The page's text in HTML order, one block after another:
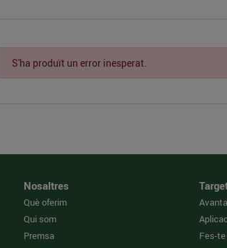
S'ha produït un error inesperat.
Nosaltres
Què oferim
Qui som
Premsa
Fes-